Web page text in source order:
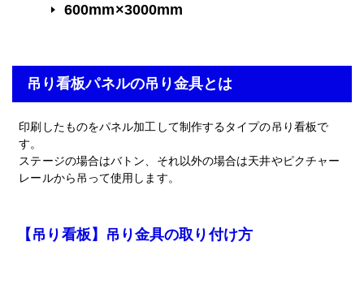
600mm×3000mm
吊り看板パネルの吊り金具とは
印刷したものをパネル加工して制作するタイプの吊り看板で
す。
ステージの場合はバトン、それ以外の場合は天井やピクチャー
レールから吊って使用します。
【吊り看板】吊り金具の取り付け方